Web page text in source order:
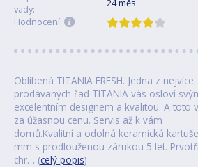
vady:
24 měs.
Hodnocení:
Oblíbená TITANIA FRESH. Jedna z nejvíce
prodávaných řad TITANIA vás osloví
excelentním designem a kvalitou. A toto
za úžasnou cenu. Servis až k vám
domů.Kvalitní a odolná keramická
mm s prodlouženou zárukou 5 let.
chr… (celý popis)